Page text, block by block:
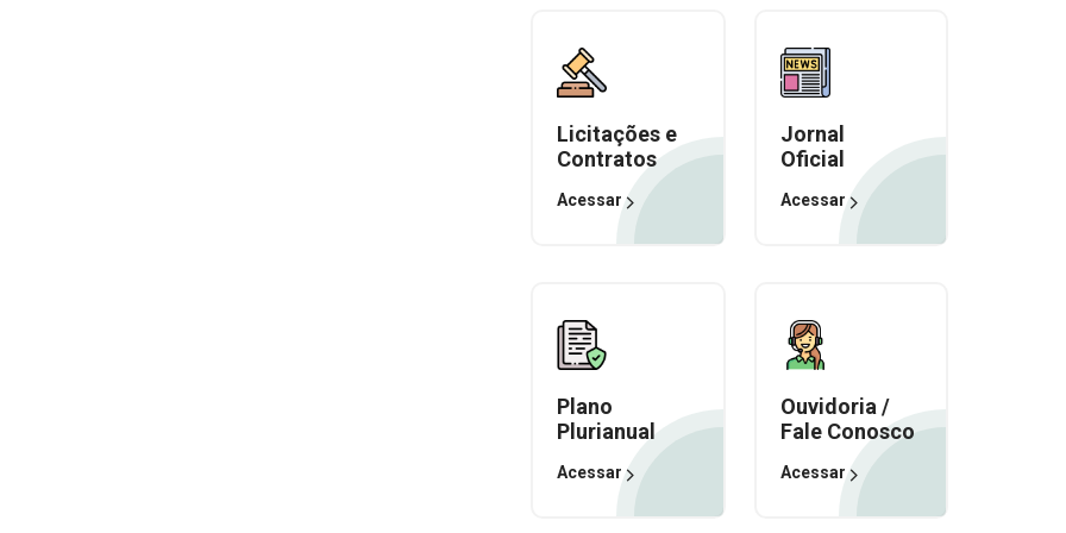
Licitações e
Contratos
Acessar
Jornal
Oficial
Acessar
Plano
Plurianual
Acessar
Ouvidoria /
Fale Conosco
Acessar